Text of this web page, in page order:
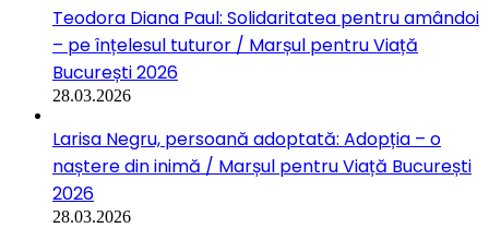
Teodora Diana Paul: Solidaritatea pentru amândoi
– pe înțelesul tuturor / Marșul pentru Viață
București 2026
28.03.2026
Larisa Negru, persoană adoptată: Adopția – o
naștere din inimă / Marșul pentru Viață București
2026
28.03.2026